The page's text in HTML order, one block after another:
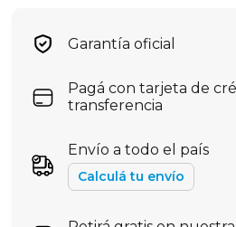
Garantía oficial
Pagá con tarjeta de
transferencia
Envío a todo el país
Calculá tu envío